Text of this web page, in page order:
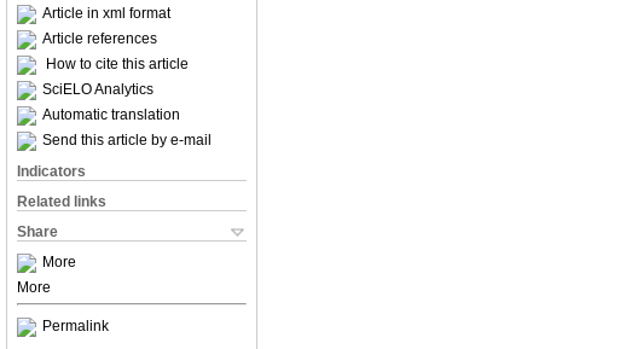
Article in xml format
Article references
How to cite this article
SciELO Analytics
Automatic translation
Send this article by e-mail
Indicators
Related links
Share
More
More
Permalink